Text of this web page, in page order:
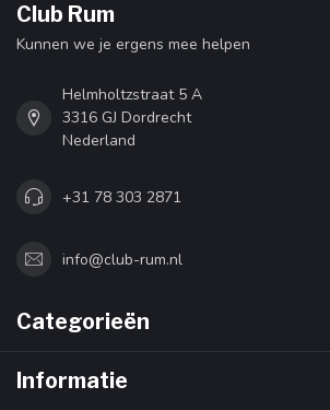
Club Rum
Kunnen we je ergens mee helpen
Helmholtzstraat 5 A
3316 GJ Dordrecht
Nederland
+31 78 303 2871
info@club-rum.nl
Categorieën
Informatie